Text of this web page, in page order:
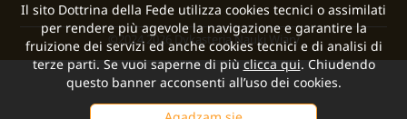
©2024 2026 Dykasteria Nauki Wiary
Il sito Dottrina della Fede utilizza cookies tecnici o assimilati
per rendere più agevole la navigazione e garantire la
fruizione dei servizi ed anche cookies tecnici e di analisi di
terze parti. Se vuoi saperne di piùclicca qui. Chiudendo
questo banner acconsenti all’uso dei cookies.